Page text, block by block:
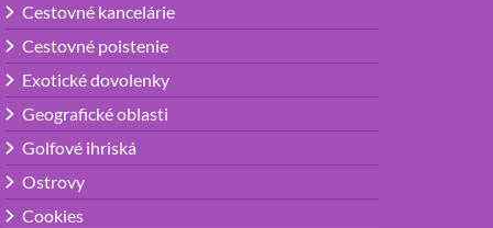
Cestovné kancelárie
Cestovné poistenie
Exotické dovolenky
Geografické oblasti
Golfové ihriská
Ostrovy
Cookies